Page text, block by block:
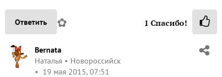
Ответить ✿ 1 Спасибо!
Bernata
Наталья
Новороссийск
19 мая 2015, 07:51